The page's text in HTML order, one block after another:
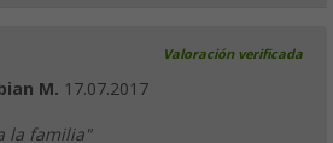
Valoración verificada
M. 17.07.2017
la familia"